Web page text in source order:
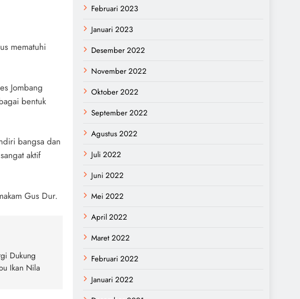
mematuhi
Jombang
bentuk
bangsa dan
aktif
Gus Dur.
Dukung
Ikan Nila
Februari 2023
Januari 2023
Desember 2022
November 2022
Oktober 2022
September 2022
Agustus 2022
Juli 2022
Juni 2022
Mei 2022
April 2022
Maret 2022
Februari 2022
Januari 2022